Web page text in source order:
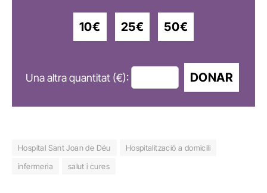
10€ 25€ 50€
Una altra quantitat (€): DONAR
Hospital Sant Joan de Déu
Hospitalització a domicili
infermeria
salut i cures